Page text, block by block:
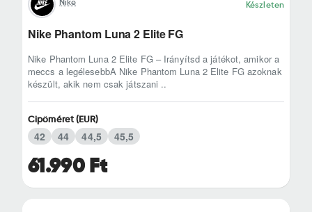
Készleten
Nike Phantom Luna 2 Elite FG
Nike Phantom Luna 2 Elite FG – Irányítsd a játékot, amikor a
meccs a legélesebbA Nike Phantom Luna 2 Elite FG azoknak
készült, akik nem csak játszani ..
61.990 Ft
Cipőméret (EUR)
42 44 44,5 45,5